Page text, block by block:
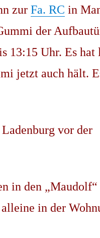
zur Fa. RC in
der
13:15 Uhr. Es hat
jetzt auch hält.
vor der
in den „Maudolf“
in der